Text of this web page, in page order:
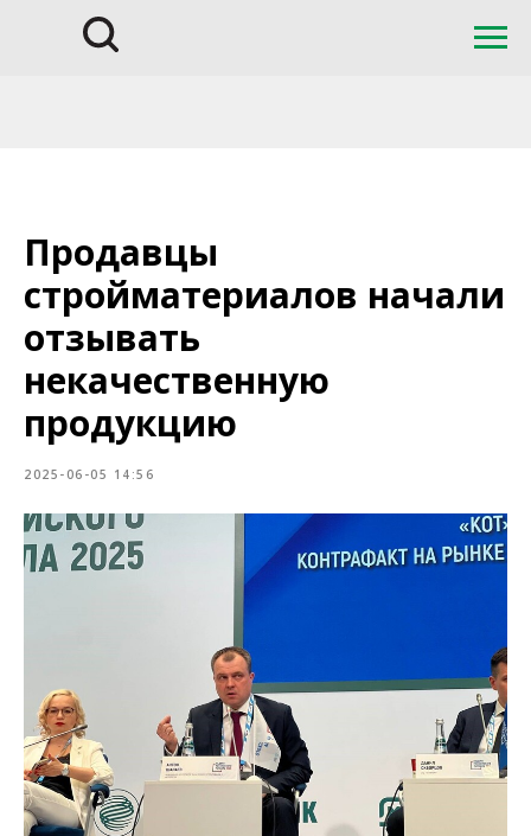
Продавцы
стройматериалов начали
отзывать
некачественную
продукцию
2025-06-05 14:56